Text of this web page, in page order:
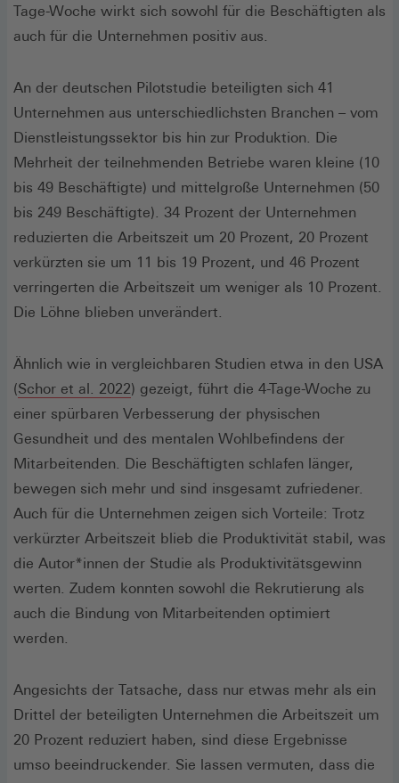
in
einem
Fenster)
Tage-Woche wirkt sich sowohl für die Beschäftigten als
auch für die Unternehmen positiv aus.
An der deutschen Pilotstudie beteiligten sich 41
Unternehmen aus unterschiedlichsten Branchen – vom
Dienstleistungssektor bis hin zur Produktion. Die
Mehrheit der teilnehmenden Betriebe waren kleine (10
bis 49 Beschäftigte) und mittelgroße Unternehmen (50
bis 249 Beschäftigte). 34 Prozent der Unternehmen
reduzierten die Arbeitszeit um 20 Prozent, 20 Prozent
verkürzten sie um 11 bis 19 Prozent, und 46 Prozent
verringerten die Arbeitszeit um weniger als 10 Prozent.
Die Löhne blieben unverändert.
Ähnlich wie in vergleichbaren Studien etwa in den USA
(Schor et al. 2022(Öffnet
in
einem
neuen
Fenster)
) gezeigt, führt die 4-Tage-Woche zu
einer spürbaren Verbesserung der physischen
Gesundheit und des mentalen Wohlbefindens der
Mitarbeitenden. Die Beschäftigten schlafen länger,
bewegen sich mehr und sind insgesamt zufriedener.
Auch für die Unternehmen zeigen sich Vorteile: Trotz
verkürzter Arbeitszeit blieb die Produktivität stabil, was
die Autor*innen der Studie als Produktivitätsgewinn
werten. Zudem konnten sowohl die Rekrutierung als
auch die Bindung von Mitarbeitenden optimiert
werden.
Angesichts der Tatsache, dass nur etwas mehr als ein
Drittel der beteiligten Unternehmen die Arbeitszeit um
20 Prozent reduziert haben, sind diese Ergebnisse
umso beeindruckender. Sie lassen vermuten, dass die